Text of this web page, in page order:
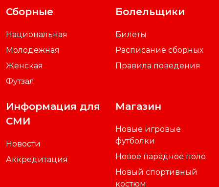
Сборные
Национальная
Молодежная
Женская
Футзал
Болельщики
Билеты
Расписание сборных
Правила поведения
Информация для
СМИ
Новости
Аккредитация
Магазин
Новые игровые
футболки
Новое парадное поло
Новый спортивный
костюм